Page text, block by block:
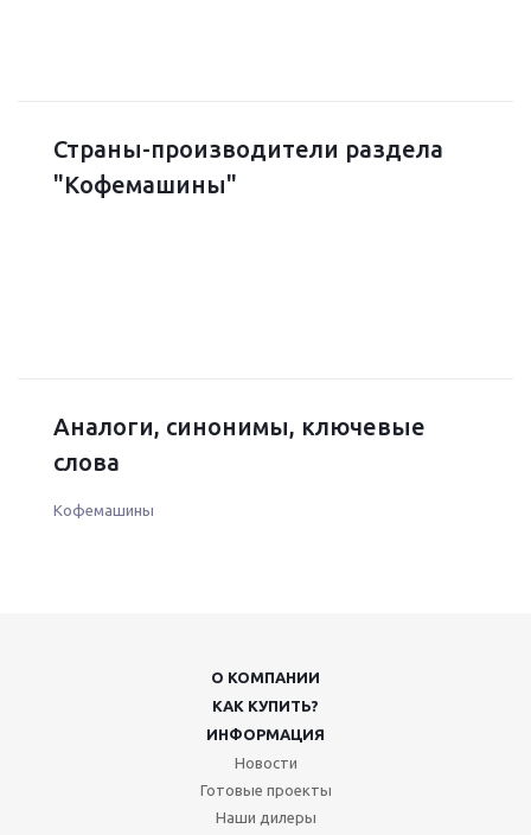
Страны-производители раздела
"Кофемашины"
Аналоги, синонимы, ключевые
слова
Кофемашины
О КОМПАНИИ
КАК КУПИТЬ?
ИНФОРМАЦИЯ
Новости
Готовые проекты
Наши дилеры